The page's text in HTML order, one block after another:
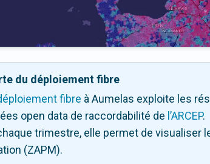
du déploiement fibre
fibre à Aumelas exploite les
open data de raccordabilité de l’ARCEP.
trimestre, elle permet de
(ZAPM).